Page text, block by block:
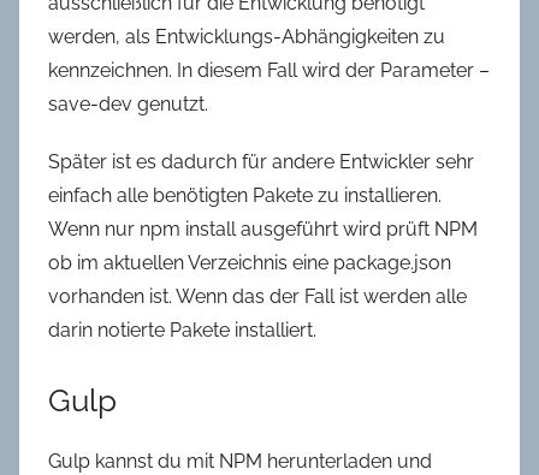
werden, als Entwicklungs-Abhängigkeiten zu
kennzeichnen. In diesem Fall wird der Parameter –
save-dev genutzt.
Später ist es dadurch für andere Entwickler sehr
einfach alle benötigten Pakete zu installieren.
Wenn nur npm install ausgeführt wird prüft NPM
ob im aktuellen Verzeichnis eine package.json
vorhanden ist. Wenn das der Fall ist werden alle
darin notierte Pakete installiert.
Gulp
Gulp kannst du mit NPM herunterladen und